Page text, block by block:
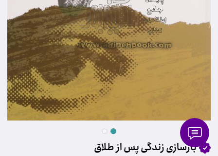
بازسازی زندگی پس از طلاق